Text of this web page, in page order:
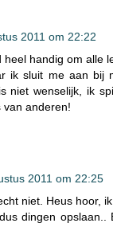
2011 om 22:22
heel handig om alle
ik sluit me aan bij
niet wenselijk, ik
van anderen!
2011 om 22:25
niet. Heus hoor,
dingen opslaan..